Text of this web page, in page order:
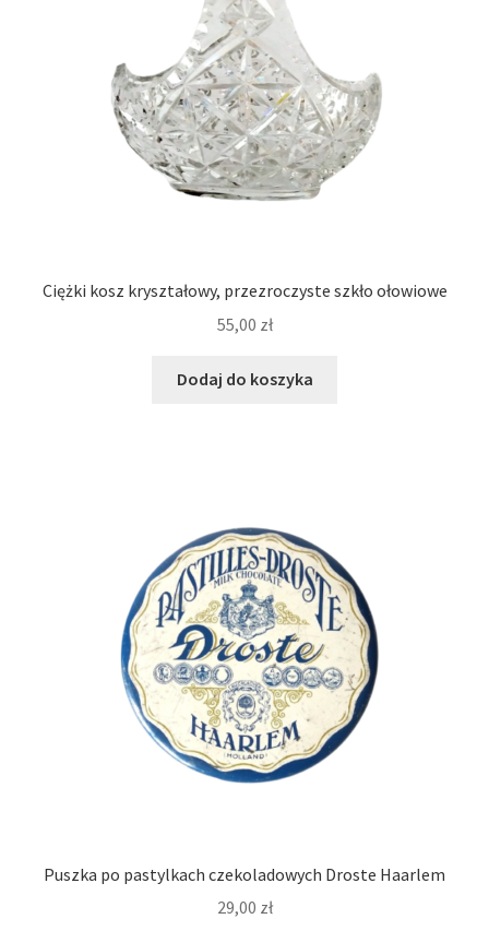
Ciężki kosz kryształowy, przezroczyste szkło ołowiowe
55,00 zł
Dodaj do koszyka
Puszka po pastylkach czekoladowych Droste Haarlem
29,00 zł